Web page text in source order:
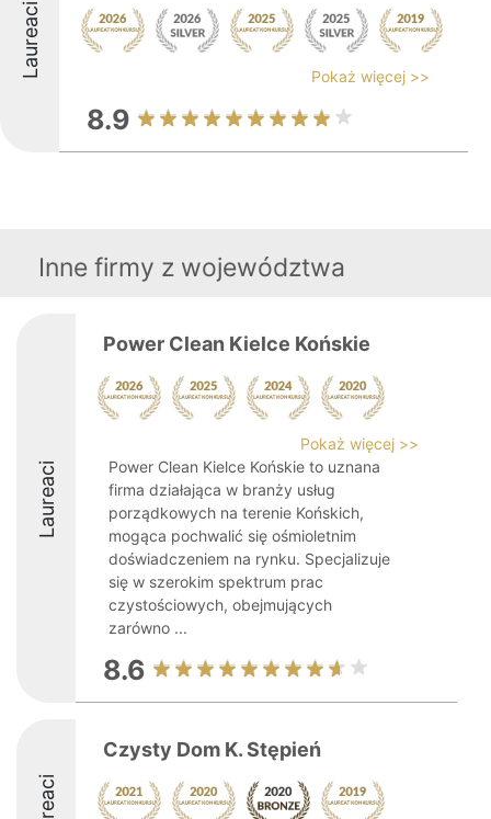
Laureaci Pokaż więcej >>
8.9
Inne firmy z województwa
Laureaci
Power Clean Kielce Końskie
Pokaż więcej >>
Power Clean Kielce Końskie to uznana
firma działająca w branży usług
porządkowych na terenie Końskich,
mogąca pochwalić się ośmioletnim
doświadczeniem na rynku. Specjalizuje
się w szerokim spektrum prac
czystościowych, obejmujących
zarówno ...
8.6
Czysty Dom K. Stępień